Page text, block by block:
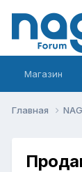
Магазин
Главная